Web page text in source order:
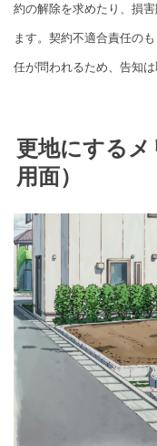
約の解除を求めたり、損
ます。契約不適合責任の
任が問われるため、告知
更地にする
用面）